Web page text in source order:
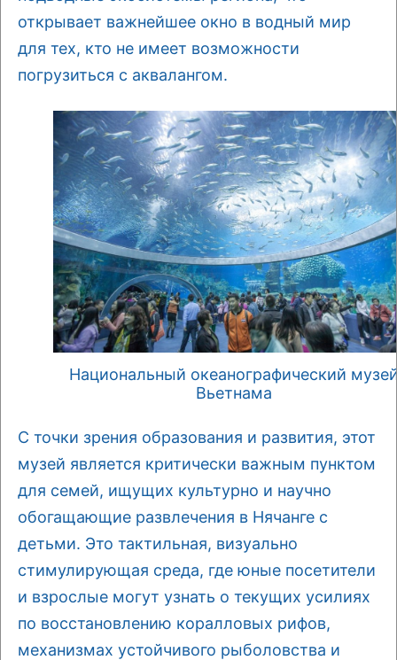
открывает важнейшее окно в водный мир
для тех, кто не имеет возможности
погрузиться с аквалангом.
Национальный океанографический
Вьетнама
С точки зрения образования и развития, этот
музей является критически важным пунктом
для семей, ищущих культурно и научно
обогащающие развлечения в Нячанге с
детьми. Это тактильная, визуально
стимулирующая среда, где юные посетители
и взрослые могут узнать о текущих усилиях
по восстановлению коралловых рифов,
механизмах устойчивого рыболовства и